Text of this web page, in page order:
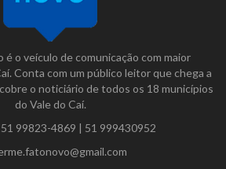
é o veículo de comunicação com maior
Conta com um público leitor que chega a
o noticiário de todos os 18 municípios
do Vale do Caí.
51 99823-4869 | 51 999430952